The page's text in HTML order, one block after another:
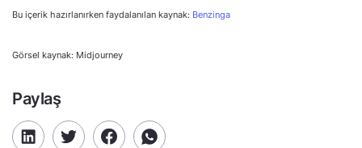
Bu içerik hazırlanırken faydalanılan kaynak: Benzinga
Görsel kaynak: Midjourney
Paylaş